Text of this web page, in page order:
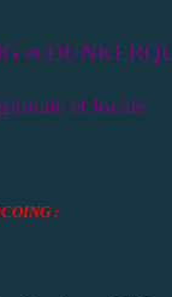
et
et locale
: